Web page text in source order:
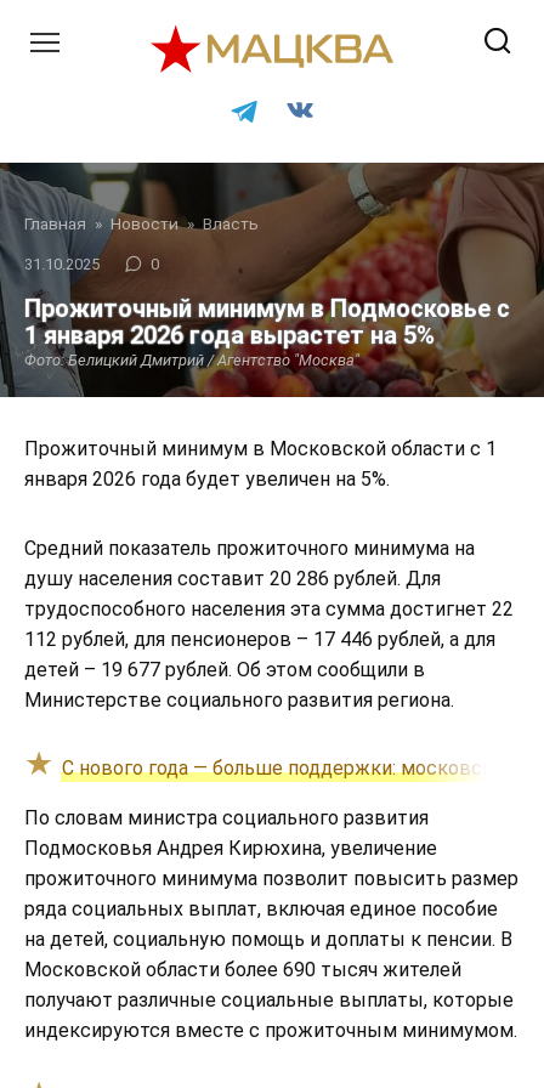
Главная » Новости » Власть
31.10.2025 0
Прожиточный минимум в Подмосковье с
1 января 2026 года вырастет на 5%
Фото: Белицкий Дмитрий / Агентство "Москва"
Прожиточный минимум в Московской области с 1
января 2026 года будет увеличен на 5%.
Средний показатель прожиточного минимума на
душу населения составит 20 286 рублей. Для
трудоспособного населения эта сумма достигнет 22
112 рублей, для пенсионеров – 17 446 рублей, а для
детей – 19 677 рублей. Об этом сообщили в
Министерстве социального развития региона.
С нового года — больше поддержки: московские
По словам министра социального развития
Подмосковья Андрея Кирюхина, увеличение
прожиточного минимума позволит повысить размер
ряда социальных выплат, включая единое пособие
на детей, социальную помощь и доплаты к пенсии. В
Московской области более 690 тысяч жителей
получают различные социальные выплаты, которые
индексируются вместе с прожиточным минимумом.